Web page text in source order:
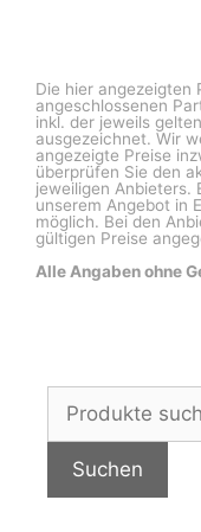
Die hier angezeigten
angeschlossenen
inkl. der jeweils
ausgezeichnet. Wir
angezeigte Preise
überprüfen Sie den
jeweiligen Anbieters.
unserem Angebot in
möglich. Bei den
gültigen Preise
Alle Angaben ohne
nach:
Suchen